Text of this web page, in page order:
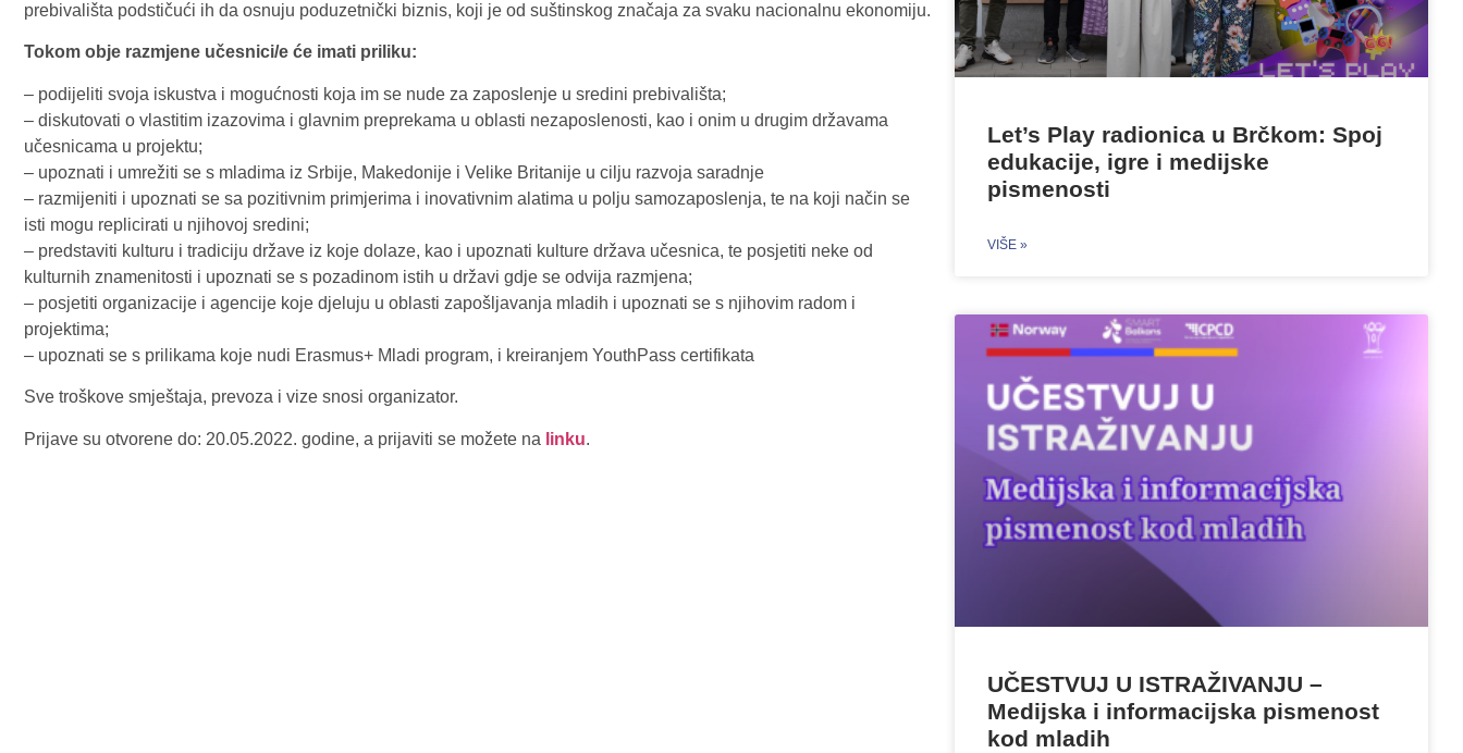
prebivališta podstičući ih da osnuju poduzetnički biznis, koji je od suštinskog značaja za svaku nacionalnu ekonomiju.
Tokom obje razmjene učesnici/e će imati priliku:
– podijeliti svoja iskustva i mogućnosti koja im se nude za zaposlenje u sredini prebivališta;
– diskutovati o vlastitim izazovima i glavnim preprekama u oblasti nezaposlenosti, kao i onim u drugim državama
učesnicama u projektu;
– upoznati i umrežiti se s mladima iz Srbije, Makedonije i Velike Britanije u cilju razvoja saradnje
– razmijeniti i upoznati se sa pozitivnim primjerima i inovativnim alatima u polju samozaposlenja, te na koji način se
isti mogu replicirati u njihovoj sredini;
– predstaviti kulturu i tradiciju države iz koje dolaze, kao i upoznati kulture država učesnica, te posjetiti neke od
kulturnih znamenitosti i upoznati se s pozadinom istih u državi gdje se odvija razmjena;
– posjetiti organizacije i agencije koje djeluju u oblasti zapošljavanja mladih i upoznati se s njihovim radom i
projektima;
– upoznati se s prilikama koje nudi Erasmus+ Mladi program, i kreiranjem YouthPass certifikata
Sve troškove smještaja, prevoza i vize snosi organizator.
Prijave su otvorene do: 20.05.2022. godine, a prijaviti se možete na linku.
Let’s Play radionica u Brčkom: Spoj
edukacije, igre i medijske
pismenosti
VIŠE »
UČESTVUJ U ISTRAŽIVANJU –
Medijska i informacijska pismenost
kod mladih